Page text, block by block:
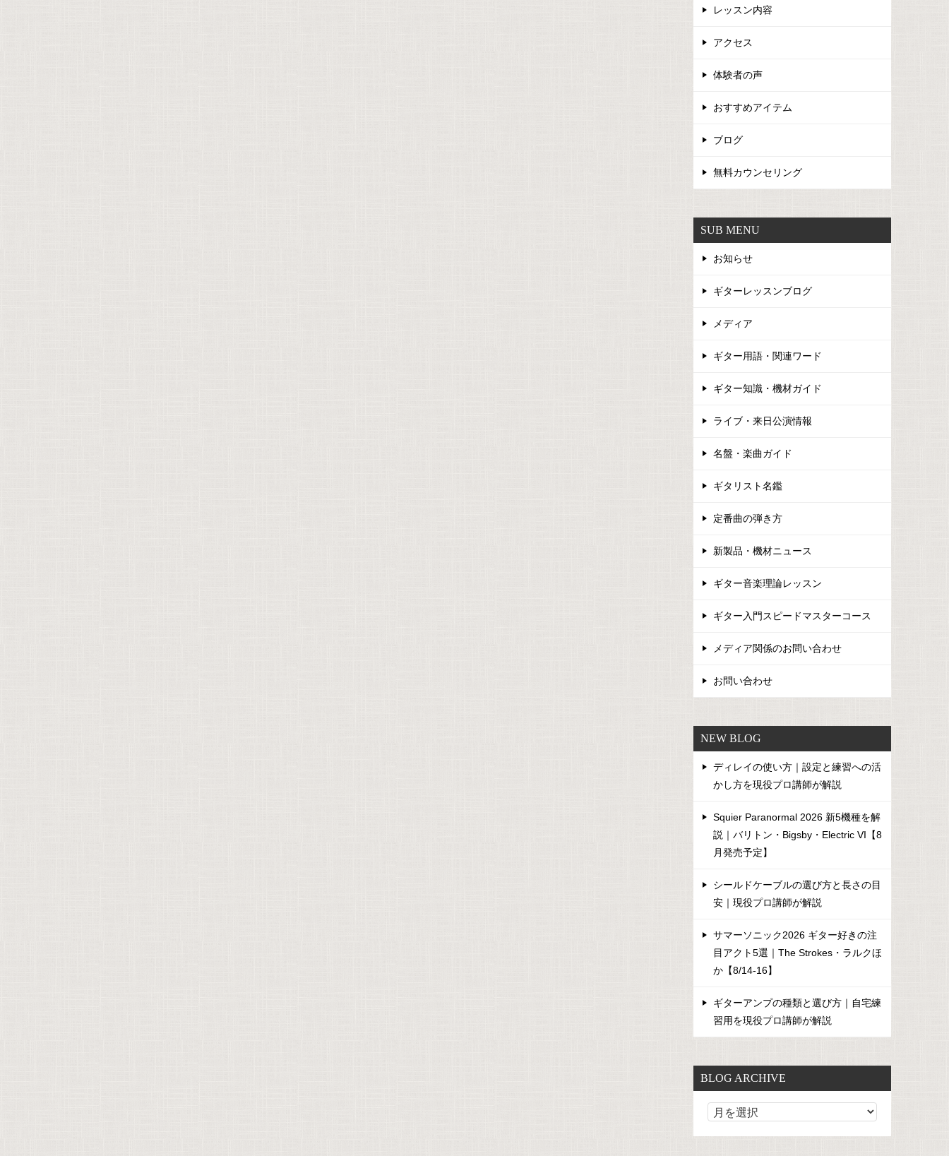
レッスン内容
アクセス
体験者の声
おすすめアイテム
ブログ
無料カウンセリング
SUB MENU
お知らせ
ギターレッスンブログ
メディア
ギター用語・関連ワード
ギター知識・機材ガイド
ライブ・来日公演情報
名盤・楽曲ガイド
ギタリスト名鑑
定番曲の弾き方
新製品・機材ニュース
ギター音楽理論レッスン
ギター入門スピードマスターコース
メディア関係のお問い合わせ
お問い合わせ
NEW BLOG
ディレイの使い方｜設定と練習への活
かし方を現役プロ講師が解説
Squier Paranormal 2026 新5機種を解
説｜バリトン・Bigsby・Electric VI【8
月発売予定】
シールドケーブルの選び方と長さの目
安｜現役プロ講師が解説
サマーソニック2026 ギター好きの注
目アクト5選｜The Strokes・ラルクほ
か【8/14-16】
ギターアンプの種類と選び方｜自宅練
習用を現役プロ講師が解説
BLOG ARCHIVE